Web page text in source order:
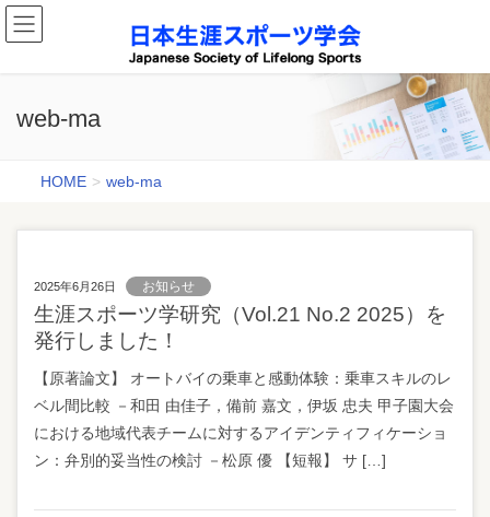
web-ma
HOME web-ma
2025年6月26日 お知らせ
生涯スポーツ学研究（Vol.21 No.2 2025）を
発行しました！
【原著論文】 オートバイの乗車と感動体験：乗車スキルのレ
ベル間比較 －和田 由佳子，備前 嘉文，伊坂 忠夫 甲子園大会
における地域代表チームに対するアイデンティフィケーショ
ン：弁別的妥当性の検討 －松原 優 【短報】 サ […]